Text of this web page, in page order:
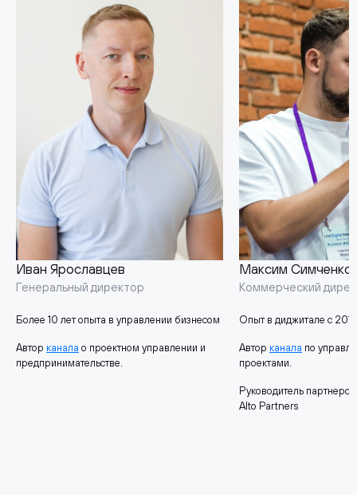
Иван Ярославцев
Генеральный директор
Более 10 лет опыта в управлении бизнесом
Автор канала о проектном управлении и
предпринимательстве.
Максим Симченко
Коммерческий
Опыт в диджитале с
Автор канала по
проектами.
Руководитель
Alto Partners